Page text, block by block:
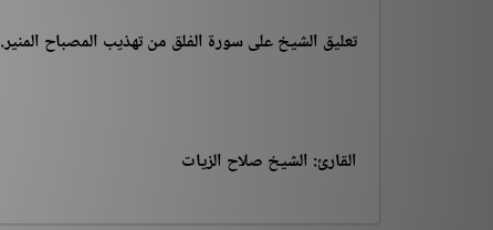
تعليق الشيخ على سورة الفلق من تهذيب المصباح المنير.
القارئ: الشيخ صلاح الزيات